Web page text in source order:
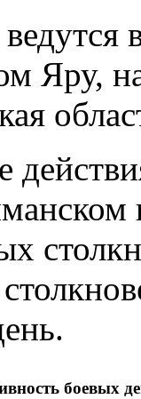
Яру,
боевых